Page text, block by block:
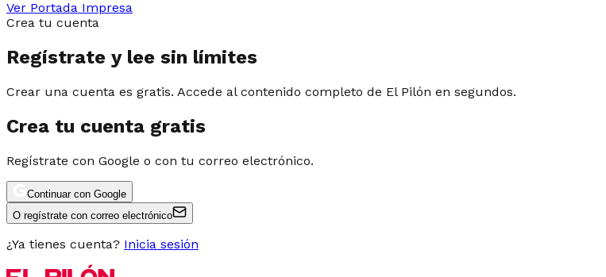
Ver Portada Impresa
Crea tu cuenta
Regístrate y lee sin límites
Crear una cuenta es gratis. Accede al contenido completo de El Pilón en segundos.
Crea tu cuenta gratis
Regístrate con Google o con tu correo electrónico.
Continuar con Google
O regístrate con correo electrónico
¿Ya tienes cuenta? Inicia sesión